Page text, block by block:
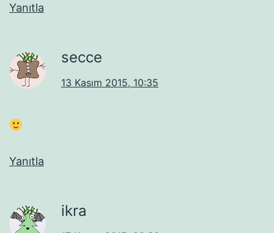
Yanıtla
secce
13 Kasım 2015, 10:35
Yanıtla
ikra